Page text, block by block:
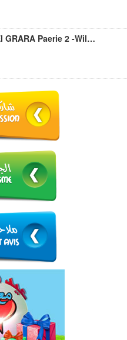
YAZID SHOW à El GRARA Paerie 2 -Wilaya de Ghardaia حفل عمو يزيد بمدينة القرارة - غرداية الجزء 2